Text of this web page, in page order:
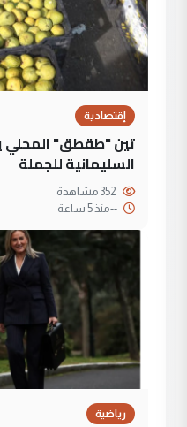
إقتصادية
تين "طقطق"
السليمانية للجملة
--منذ 5 ساعة
رياضية